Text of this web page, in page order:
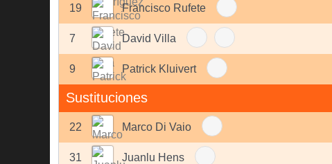
19 Francisco Rufete
7 David Villa
9 Patrick Kluivert
Sustituciones
22 Marco Di Vaio
31 Juanlu Hens